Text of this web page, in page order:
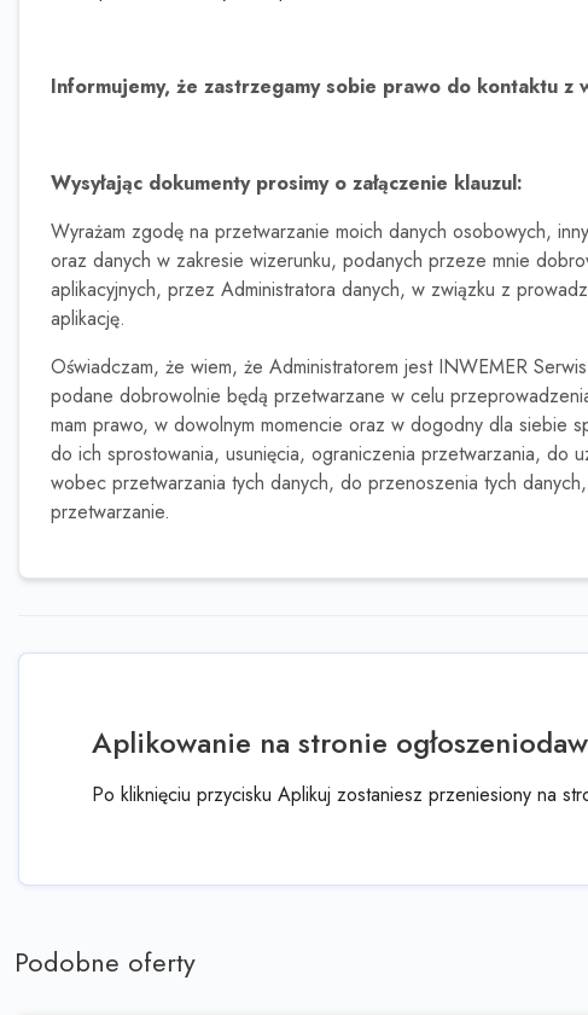
Informujemy, że zastrzegamy sobie prawo do kontaktu z
Wysyłając dokumenty prosimy o załączenie klauzul:
Wyrażam zgodę na przetwarzanie moich danych osobowych,
oraz danych w zakresie wizerunku, podanych przeze mnie
aplikacyjnych, przez Administratora danych, w związku z
aplikację.
Oświadczam, że wiem, że Administratorem jest INWEMER
podane dobrowolnie będą przetwarzane w celu
mam prawo, w dowolnym momencie oraz w dogodny dla siebie
do ich sprostowania, usunięcia, ograniczenia przetwarzania, do
wobec przetwarzania tych danych, do przenoszenia tych
przetwarzanie.
Aplikowanie na stronie
Po kliknięciu przycisku Aplikuj zostaniesz przeniesiony na
Podobne oferty